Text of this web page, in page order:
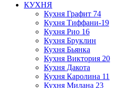
КУХНЯ
Кухня Графит 74
Кухня Тиффани-19
Кухня Рио 16
Кухня Бруклин
Кухня Бьянка
Кухня Виктория 20
Кухня Дакота
Кухня Каролина 11
Кухня Милана 23